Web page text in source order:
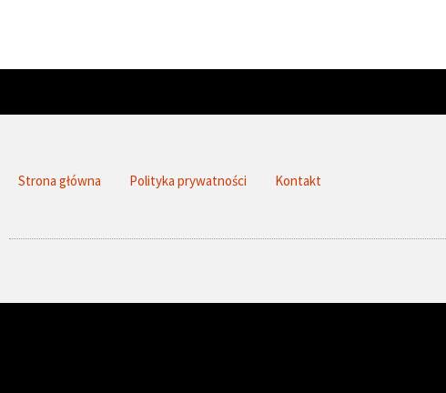
Strona główna Polityka prywatności Kontakt